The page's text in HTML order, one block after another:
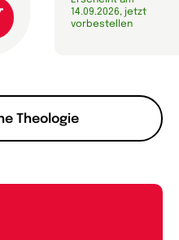
Theologie
14.09.2026, jetzt
vorbestellen